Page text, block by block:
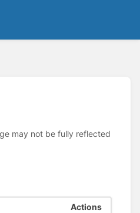
may not be fully reflected
Actions